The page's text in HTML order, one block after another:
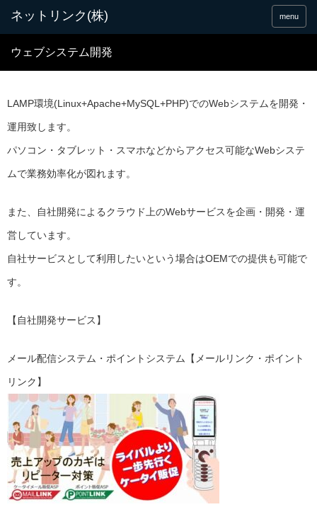
menu
ウェブシステム開発
LAMP環境(Linux+Apache+MySQL+PHP)でのWebシステムを開発・
運用致します。
パソコン・タブレット・スマホなどからアクセス可能なWebシステ
ムで業務効率化が図れます。
また、自社開発によるクラウド上のWebサービスを企画・開発・運
営しています。
自社サービスとして利用したいという場合はOEMでの提供も可能で
す。
【自社開発サービス】
メール配信システム・ポイントシステム【メールリンク・ポイント
リンク】